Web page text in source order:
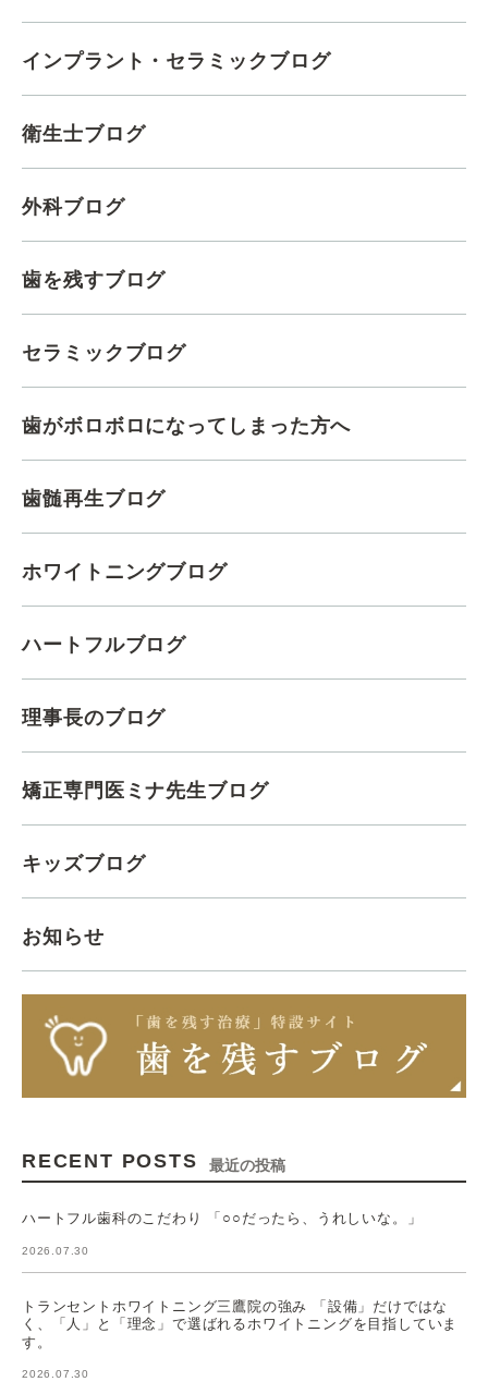
インプラント・セラミックブログ
衛生士ブログ
外科ブログ
歯を残すブログ
セラミックブログ
歯がボロボロになってしまった方へ
歯髄再生ブログ
ホワイトニングブログ
ハートフルブログ
理事長のブログ
矯正専門医ミナ先生ブログ
キッズブログ
お知らせ
RECENT POSTS 最近の投稿
ハートフル歯科のこだわり 「○○だったら、うれしいな。」
2026.07.30
トランセントホワイトニング三鷹院の強み 「設備」だけではな
く、「人」と「理念」で選ばれるホワイトニングを目指していま
す。
2026.07.30